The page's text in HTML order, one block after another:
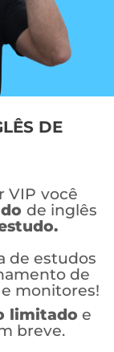
DE
VIP você
de inglês
de estudos
de
monitores!
limitado e
breve.